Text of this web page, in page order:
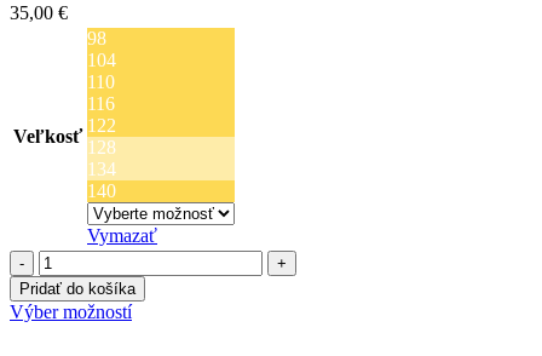
môžete
35,00 €
Veľkosť
98
104
110
116
122
128
134
140
Vymazať
množstvo
Pískacie
dievčenské
šaty
Pridať do košíka
Výber možnostíTento